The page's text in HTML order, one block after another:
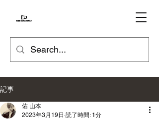
記事
佑 山本
2023年3月19日 読了時間: 1分